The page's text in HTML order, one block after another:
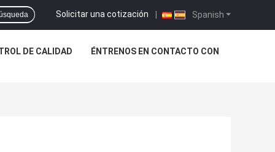
Spanish
Solicitar una cotización |
DE CALIDAD ÉNTRENOS EN CONTACTO CON